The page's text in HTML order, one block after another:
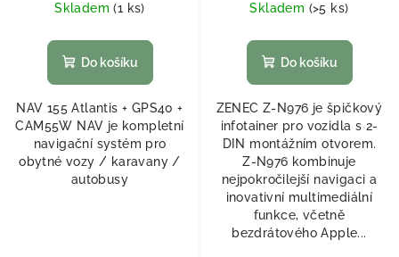
Skladem(1 ks)
Do košíku
NAV 155 Atlantis + GPS40 +
CAM55W NAV je kompletní
navigační systém pro
obytné vozy / karavany /
autobusy
Skladem (>5 ks)
Do košíku
ZENEC Z-N976 je špičkový
infotainer pro vozidla s 2-
DIN montážním otvorem.
Z-N976 kombinuje
nejpokročilejší navigaci a
inovativní multimediální
funkce, včetně
bezdrátového Apple...